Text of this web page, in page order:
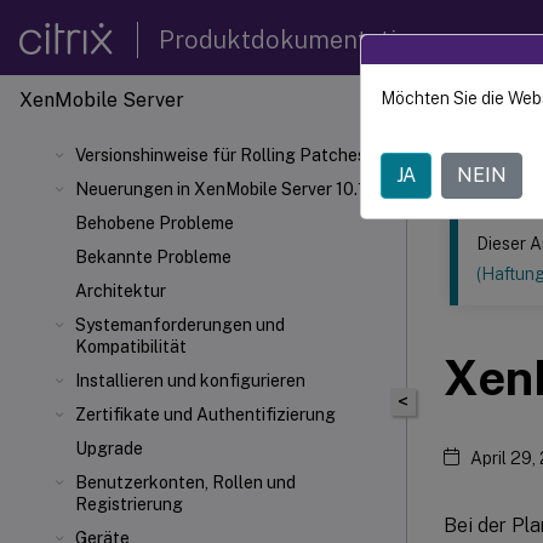
Produktdokumentation
XenMobile Server
Versionshinweise für Rolling Patches
Neuerungen in XenMobile Server 10.16
Behobene Probleme
Bekannte Probleme
Architektur
Systemanforderungen und
Kompatibilität
Installieren und konfigurieren
Zertifikate und Authentifizierung
Upgrade
Benutzerkonten, Rollen und
Registrierung
Geräte
Dieser Inhalt
<
Dieser
April 29,
Bei der
Möchten Sie die
JA NEIN